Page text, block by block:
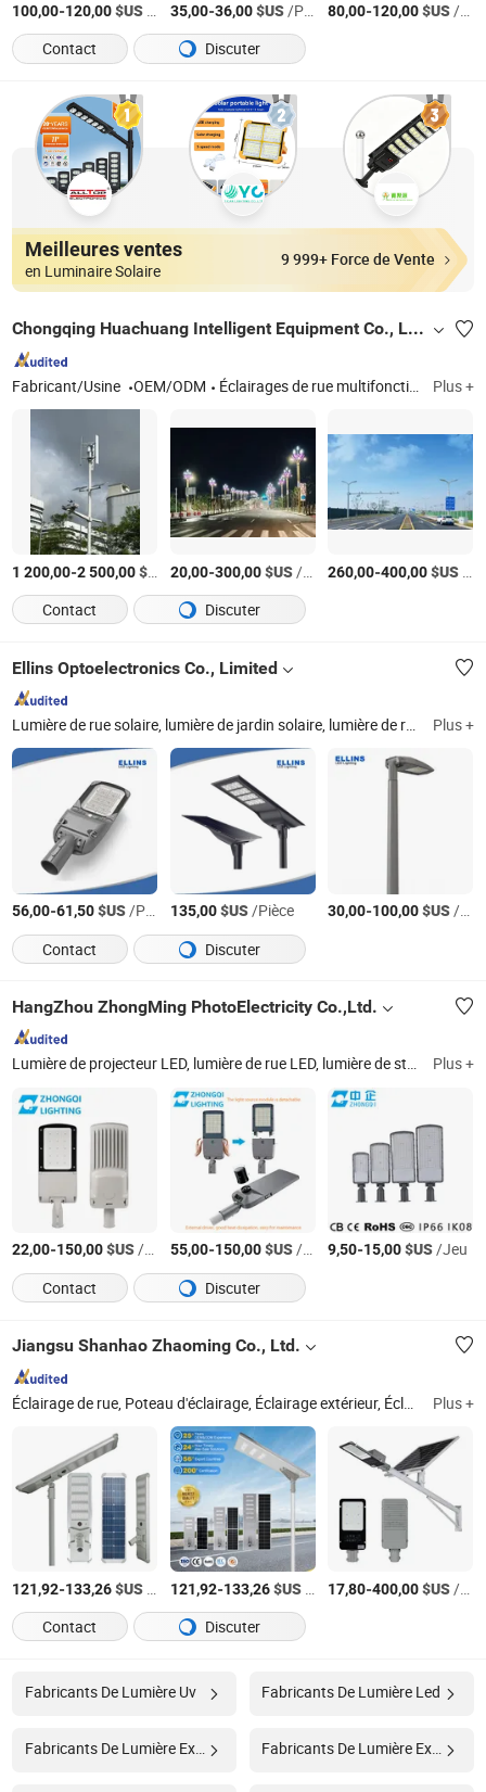
100,00-120,00$US 35,00-36,00$US/Pièce 80,00-120,00$US/Jeu
Contact
Discuter
Meilleures ventes
en Luminaire Solaire
9 999+ Force de Vente
Chongqing Huachuang Intelligent Equipment Co., Ltd.
Fabricant/Usine OEM/ODM Éclairages de rue multifonctionnels, installations de transport municipal, tours de transmission et de transformation d'énergie, tours de télécommunication, stations de recharge pour drones, support photovoltaïque solaire Plus +
1 200,00-2 500,00$US /Pièce
20,00-300,00$US/Pièce 260,00-400,00$US
Contact
Discuter
Ellins Optoelectronics Co., Limited
Lumière de rue solaire, lumière de jardin solaire, lumière de rue à LED, lumière haute baie à LED, lumière inondation à LED, lumière inondation solaire, lumière linéaire à LED, lumière de jardin à LED Plus +
56,00-61,50$US/Pièce 135,00$US/Pièce 30,00-100,00$US/Pièce
Contact
Discuter
HangZhou ZhongMing PhotoElectricity Co.,Ltd.
Lumière de projecteur LED, lumière de rue LED, lumière de stade LED, lumière extérieure, lumière LED, lumière de grue, lumière d'aéroport, lumière solaire, lumière de paysage, lumière de sport Plus +
22,00-150,00$US/Pièce 55,00-150,00$US/Pièce 9,50-15,00$US/Jeu
Contact
Discuter
Jiangsu Shanhao Zhaoming Co., Ltd.
Éclairage de rue, Poteau d'éclairage, Éclairage extérieur, Éclairage LED, Lumière intelligente Plus +
121,92-133,26$US 121,92-133,26$US/Pièce 17,80-400,00$US/Jeu
Contact
Discuter
Fabricants De Lumière Uv Fabricants De Lumière Led
Fabricants De Lumière Extérieure Fabricants De Lumière Extérieure À Led